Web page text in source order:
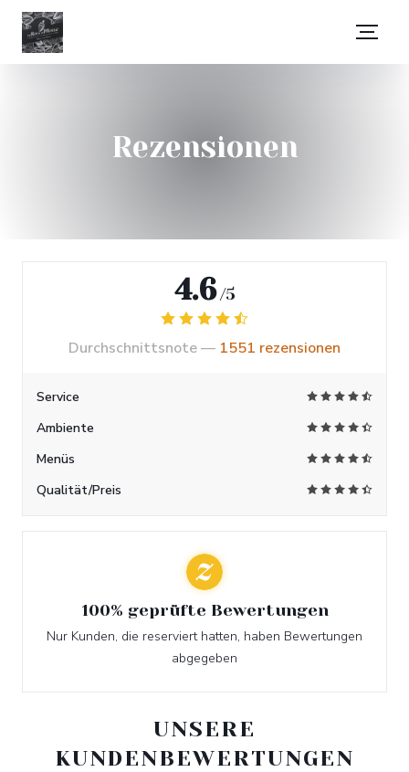
Rezensionen
UNSERE
KUNDENBEWERTUNGEN
4.6 /5
Durchschnittsnote — 1551 rezensionen
Service
Ambiente
Menüs
Qualität/Preis
100% geprüfte Bewertungen
Nur Kunden, die reserviert hatten, haben Bewertungen
abgegeben